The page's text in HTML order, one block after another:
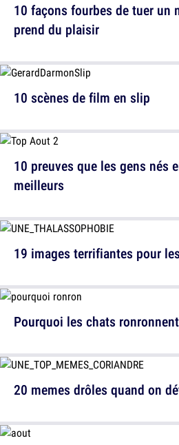
10 scènes de film en slip
19 images terrifiantes pour
20 memes drôles quand on
10 façons fourbes de tuer un
prend du plaisir
10 preuves que les gens nés
meilleurs
Pourquoi les chats